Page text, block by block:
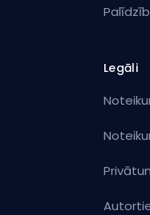
Legāli